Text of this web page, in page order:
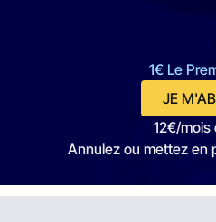
1€ Le
JE
12€/mois
Annulez ou mettez en